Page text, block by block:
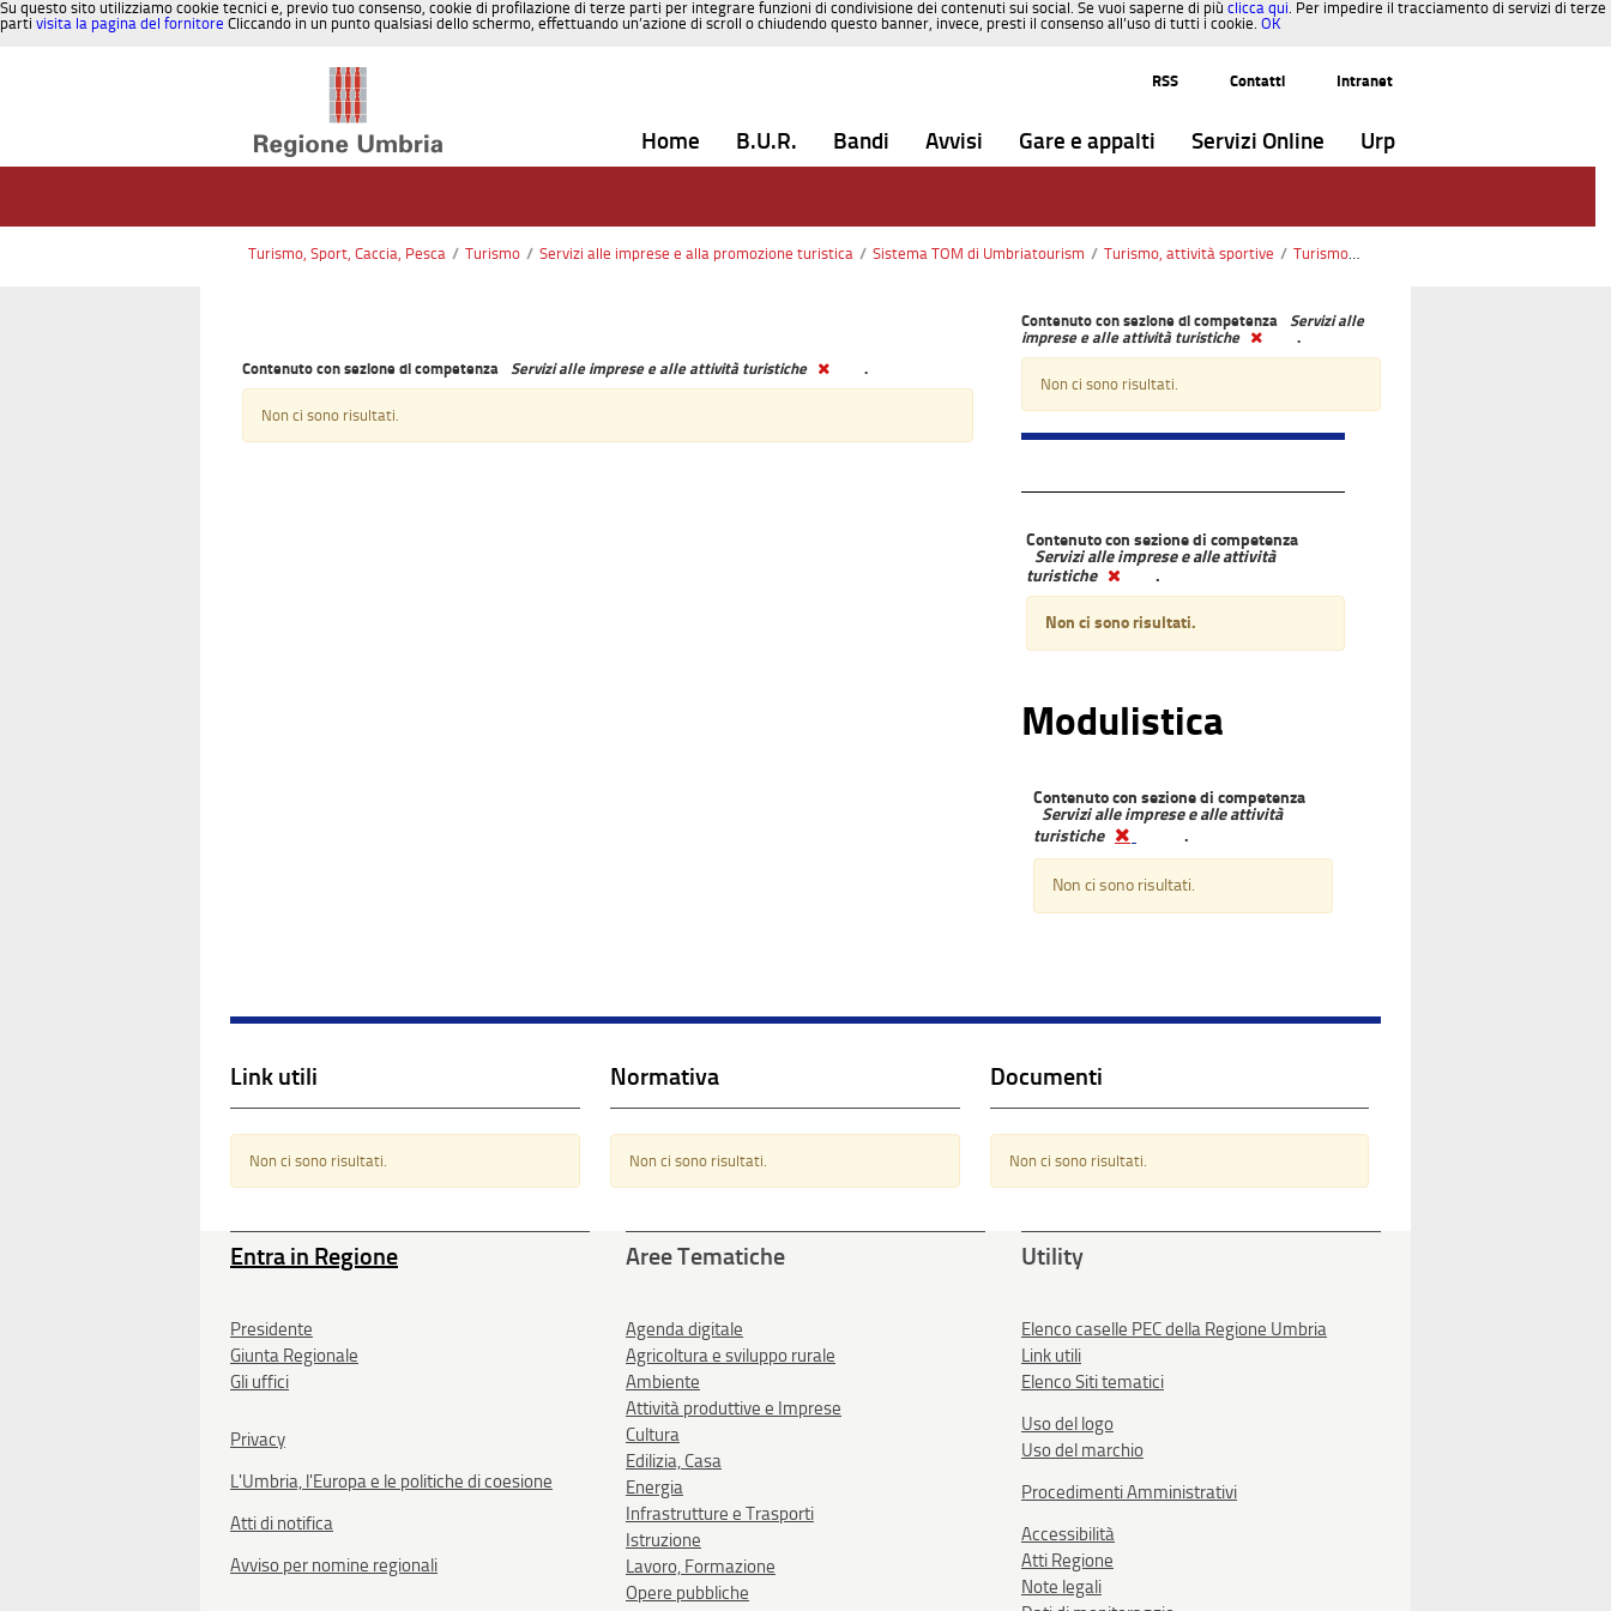
Su questo sito utilizziamo cookie tecnici e, previo tuo consenso, cookie di profilazione di terze parti per integrare funzioni di condivisione dei contenuti sui social. Se vuoi saperne di più clicca qui. Per impedire il tracciamento di servizi di terze
parti visita la pagina del fornitore Cliccando in un punto qualsiasi dello schermo, effettuando un’azione di scroll o chiudendo questo banner, invece, presti il consenso all’uso di tutti i cookie. OK
RSS
Contatti Intranet
Home B.U.R. Bandi Avvisi Gare e appalti Servizi Online Urp
Turismo, Sport, Caccia, Pesca / Turismo / Servizi alle imprese e alla promozione turistica / Sistema TOM di Umbriatourism / Turismo, attività sportive / Turismo1
Contenuto con sezione di competenza Servizi alle imprese e alle attività turistiche .
Non ci sono risultati.
Contenuto con sezione di competenza
Servizi alle
imprese e alle attività turistiche
.
Non ci sono risultati.
Contenuto con sezione di competenza
Servizi alle imprese e alle attività
turistiche
.
Non ci sono risultati.
Modulistica
Contenuto con sezione di competenza
Servizi alle imprese e alle attività
turistiche
.
Non ci sono risultati.
Link utili
Non ci sono risultati.
Normativa
Non ci sono risultati.
Documenti
Non ci sono risultati.
Entra in Regione
Presidente
Giunta Regionale
Gli uffici
Privacy
L'Umbria, l'Europa e le politiche di coesione
Atti di notifica
Avviso per nomine regionali
Aree Tematiche
Agenda digitale
Agricoltura e sviluppo rurale
Ambiente
Attività produttive e Imprese
Cultura
Edilizia, Casa
Energia
Infrastrutture e Trasporti
Istruzione
Lavoro, Formazione
Opere pubbliche
Utility
Elenco caselle PEC della Regione Umbria
Link utili
Elenco Siti tematici
Uso del logo
Uso del marchio
Procedimenti Amministrativi
Accessibilità
Atti Regione
Note legali